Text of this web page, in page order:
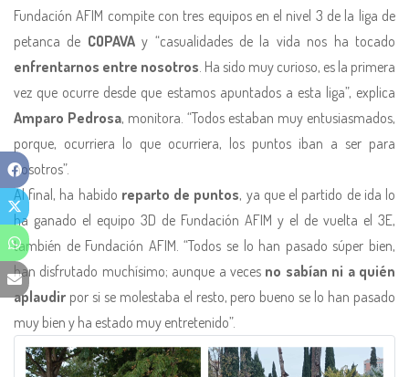
Fundación AFIM compite con tres equipos en el nivel 3 de la liga de
petanca de COPAVAy “casualidades de la vida nos ha tocado
enfrentarnos entre nosotros . Ha sido muy curioso, es la primera
vez que ocurre desde que estamos apuntados a esta liga”, explica
Amparo Pedrosa, monitora. “Todos estaban muy entusiasmados,
porque, ocurriera lo que ocurriera, los puntos iban a ser para
nosotros”.
Al final, ha habido reparto de puntos, ya que el partido de ida lo
ha ganado el equipo 3D de Fundación AFIM y el de vuelta el 3E,
también de Fundación AFIM. “Todos se lo han pasado súper bien,
han disfrutado muchísimo; aunque a veces no sabían ni a quién
aplaudir por si se molestaba el resto, pero bueno se lo han pasado
muy bien y ha estado muy entretenido”.